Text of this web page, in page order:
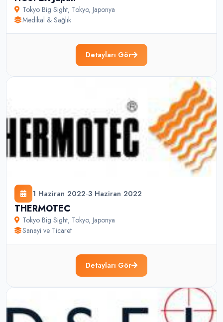
Tokyo Big Sight, Tokyo, Japonya
Medikal & Sağlık
Detayları Gör
1 Haziran 2022-3 Haziran 2022
THERMOTEC
Tokyo Big Sight, Tokyo, Japonya
Sanayi ve Ticaret
Detayları Gör